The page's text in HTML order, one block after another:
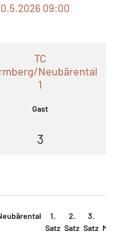
09:00
TC
Neubärental
1
Gast
3
1.
Satz
2.
Satz
3.
Satz